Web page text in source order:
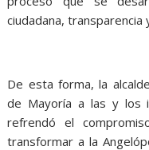
ciudadana,
De esta forma, la
de Mayoría a las y los
refrendó el
transformar a la